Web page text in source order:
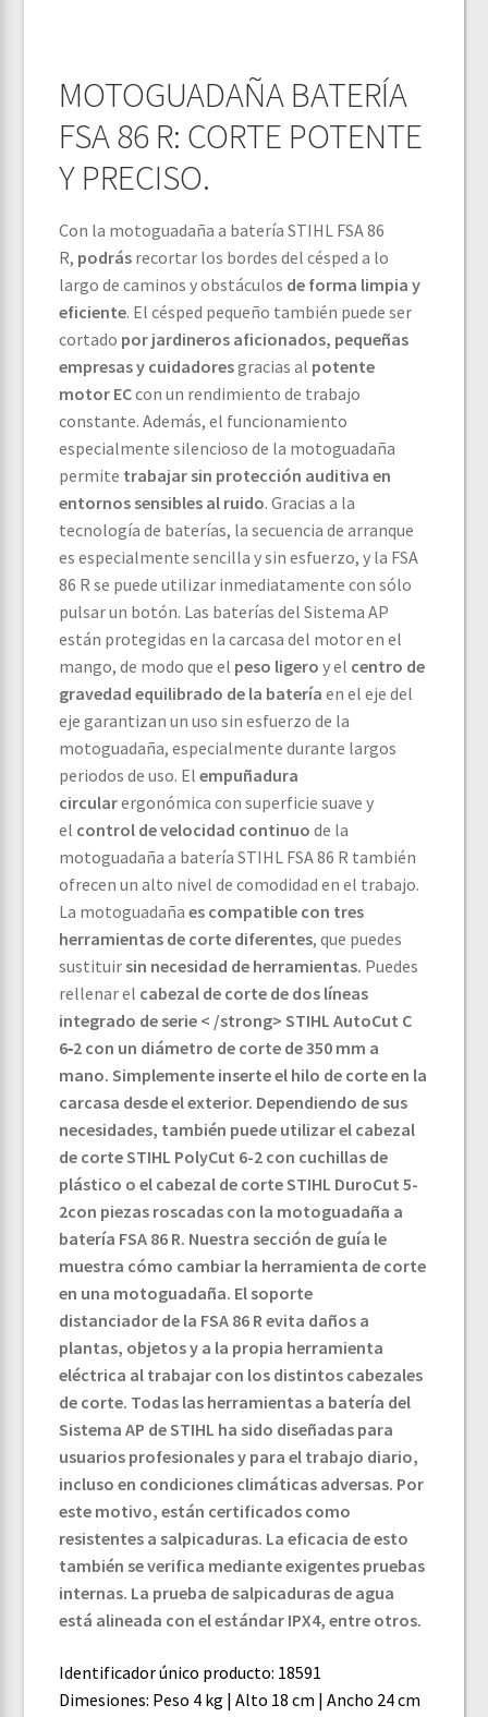
MOTOGUADAÑA BATERÍA
FSA 86 R: CORTE POTENTE
Y PRECISO.
Con la motoguadaña a batería STIHL FSA 86
R, podrás recortar los bordes del césped a lo
largo de caminos y obstáculos de forma limpia y
eficiente. El césped pequeño también puede ser
cortado por jardineros aficionados, pequeñas
empresas y cuidadoresgracias al potente
motor ECcon un rendimiento de trabajo
constante. Además, el funcionamiento
especialmente silencioso de la motoguadaña
permite trabajar sin protección auditiva en
entornos sensibles al ruido. Gracias a la
tecnología de baterías, la secuencia de arranque
es especialmente sencilla y sin esfuerzo, y la FSA
86 R se puede utilizar inmediatamente con sólo
pulsar un botón. Las baterías del Sistema AP
están protegidas en la carcasa del motor en el
mango, de modo que el peso ligero y el centro de
gravedad equilibrado de la batería en el eje del
eje garantizan un uso sin esfuerzo de la
motoguadaña, especialmente durante largos
periodos de uso. Elempuñadura
circularergonómica con superficie suave y
el control de velocidad continuo de la
motoguadaña a batería STIHL FSA 86 R también
ofrecen un alto nivel de comodidad en el trabajo.
La motoguadañaes compatible con tres
herramientas de corte diferentes, que puedes
sustituirsin necesidad de herramientas. Puedes
rellenar el cabezal de corte de dos líneas
integrado de serie < /strong> STIHL AutoCut C
6‑2 con un diámetro de corte de 350 mm a
mano. Simplemente inserte el hilo de corte en la
carcasa desde el exterior. Dependiendo de sus
necesidades, también puede utilizar el cabezal
de corte STIHL PolyCut 6-2 con cuchillas de
plástico o el cabezal de corte STIHL DuroCut 5-
2con piezas roscadas con la motoguadaña a
batería FSA 86 R. Nuestra sección de guía le
muestra cómo cambiar la herramienta de corte
en una motoguadaña. El soporte
distanciador de la FSA 86 R evita daños a
plantas, objetos y a la propia herramienta
eléctrica al trabajar con los distintos cabezales
de corte. Todas las herramientas a batería del
Sistema AP de STIHL ha sido diseñadas para
usuarios profesionales y para el trabajo diario,
incluso en condiciones climáticas adversas. Por
este motivo, están certificados como
resistentes a salpicaduras. La eficacia de esto
también se verifica mediante exigentes pruebas
internas. La prueba de salpicaduras de agua
está alineada con el estándar IPX4, entre otros.
Identificador único producto: 18591
Dimesiones: Peso 4 kg | Alto 18 cm | Ancho 24 cm